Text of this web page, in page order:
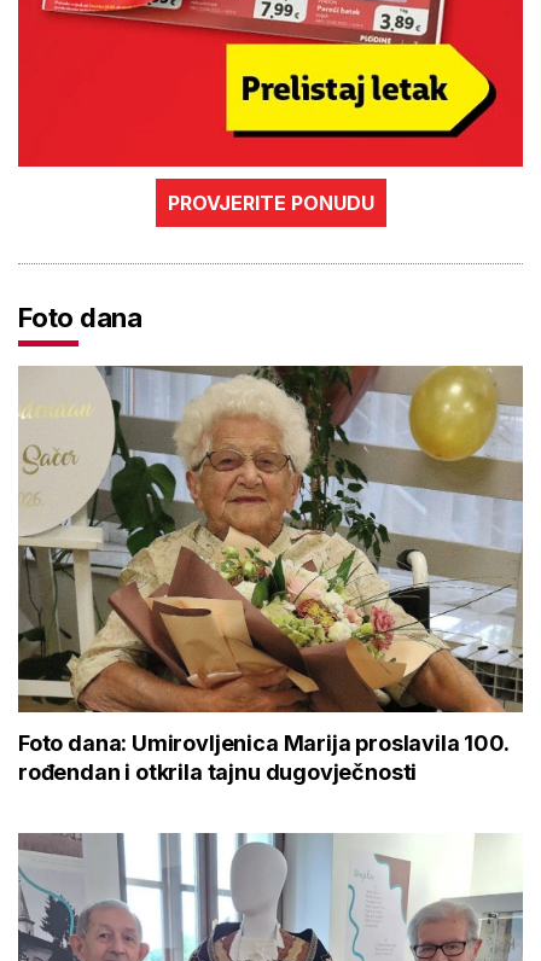
PROVJERITE PONUDU
Foto dana
Foto dana: Umirovljenica Marija proslavila 100.
rođendan i otkrila tajnu dugovječnosti